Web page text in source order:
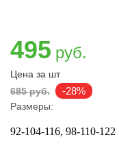
685 руб. -28%
495 руб.
Цена за шт
Размеры:
92-104-116 98-110-122